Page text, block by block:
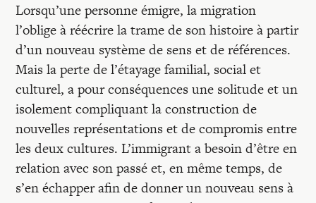
Lorsqu’une personne émigre, la migration
l’oblige à réécrire la trame de son histoire à partir
d’un nouveau système de sens et de références.
Mais la perte de l’étayage familial, social et
culturel, a pour conséquences une solitude et un
isolement compliquant la construction de
nouvelles représentations et de compromis entre
les deux cultures. L’immigrant a besoin d’être en
relation avec son passé et, en même temps, de
s’en échapper afin de donner un nouveau sens à